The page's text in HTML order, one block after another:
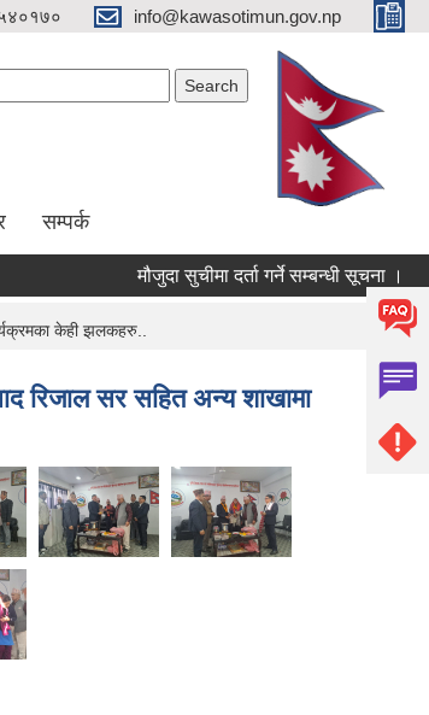
info@kawasotimun.gov.np
सम्पर्क
मौजुदा सुचीमा दर्ता गर्ने सम्बन्धी सूचना ।
केही झलकहरु..
रिजाल सर सहित अन्य शाखामा